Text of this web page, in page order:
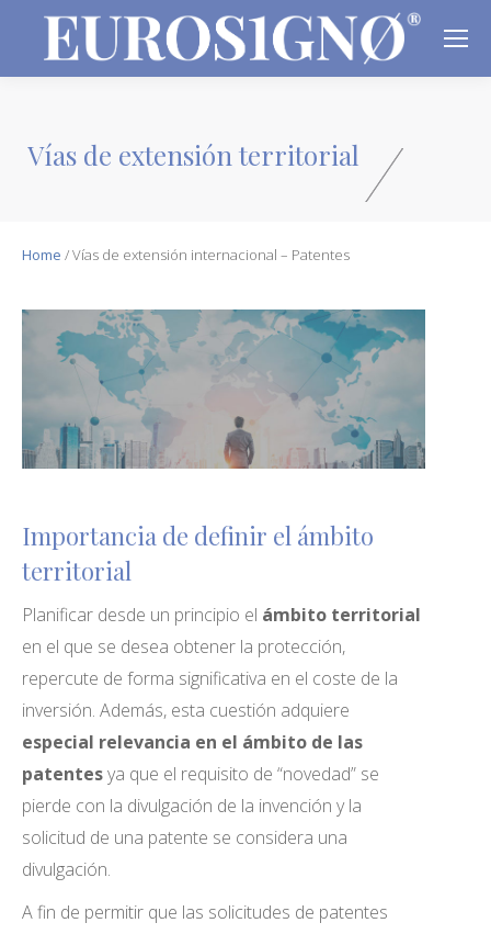
Vías de extensión territorial
Home /Vías de extensión internacional – Patentes
Importancia de definir el ámbito
territorial
Planificar desde un principio el ámbito territorial
en el que se desea obtener la protección,
repercute de forma significativa en el coste de la
inversión. Además, esta cuestión adquiere
especial relevancia en el ámbito de las
patentesya que el requisito de “novedad” se
pierde con la divulgación de la invención y la
solicitud de una patente se considera una
divulgación.
A fin de permitir que las solicitudes de patentes